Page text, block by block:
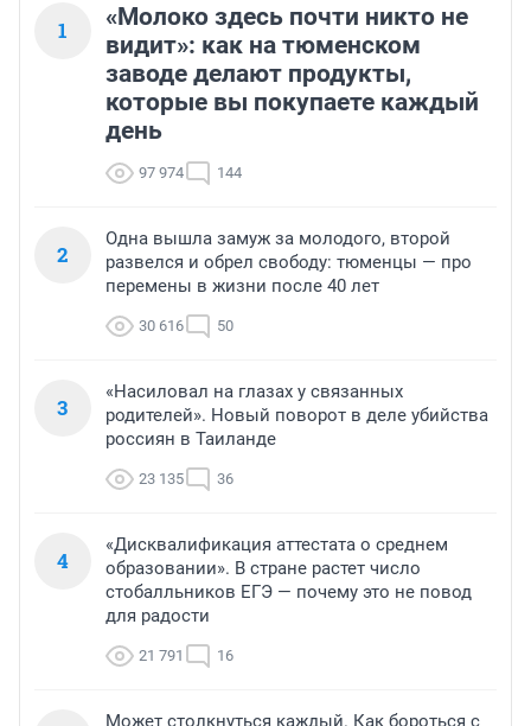
1
«Молоко здесь почти никто не
видит»: как на тюменском
заводе делают продукты,
которые вы покупаете каждый
день
97 974 144
2
Одна вышла замуж за молодого, второй
развелся и обрел свободу: тюменцы — про
перемены в жизни после 40 лет
30 616 50
3
«Насиловал на глазах у связанных
родителей». Новый поворот в деле убийства
россиян в Таиланде
23 135 36
4
«Дисквалификация аттестата о среднем
образовании». В стране растет число
стобалльников ЕГЭ — почему это не повод
для радости
21 791 16
Может столкнуться каждый. Как бороться с